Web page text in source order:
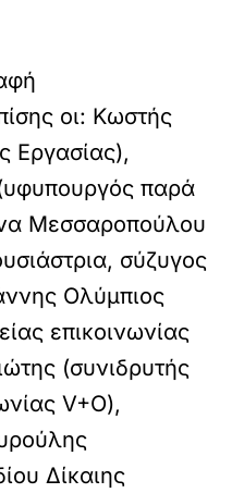
οι: Κωστής
Εργασίας),
παρά
Μεσσαροπούλου
σύζυγος
Ολύμπιος
επικοινωνίας
(συνιδρυτής
V+O),
Δίκαιης